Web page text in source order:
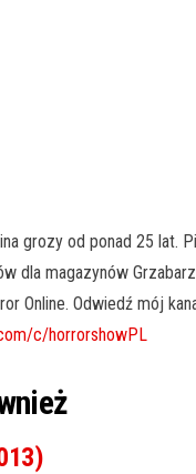
grozy od ponad 25 lat.
dla magazynów
Online. Odwiedź mój
c/horrorshowPL